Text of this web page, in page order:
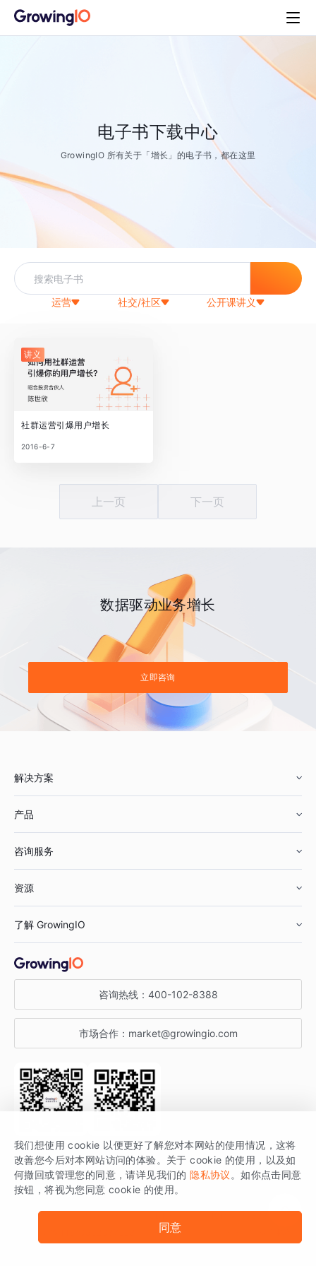
电子书下载中心
GrowingIO 所有关于「增长」的电子书，都在这里
运营 社交/社区 公开课讲义
讲义
社群运营引爆用户增长
2016-6-7
上一页 下一页
数据驱动业务增长
立即咨询
解决方案
鞋服行业
汽车行业
金融行业
产品
智能运营
获客分析
咨询服务
资源
增长公开课
增长博客
开发者文档
SDK 文档
场景指南
了解 GrowingIO
关于 GrowingIO
增长大会
行业活动
咨询热线： 400-102-8388
市场合作： market@growingio.com
关注公众号 获取更多干货
GrowingIO 是专注于数据智能分析与增长的品牌，核心平台为 GrowingIO
分析云。
版权所有 © 北京易数科技有限公司
我们想使用 cookie 以便更好了解您对本网站的使用情况，这将
改善您今后对本网站访问的体验。关于 cookie 的使用，以及如
何撤回或管理您的同意，请详见我们的 隐私协议 。如你点击同意
按钮，将视为您同意 cookie 的使用。
同意